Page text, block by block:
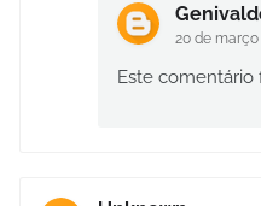
20 de março
Este comentário